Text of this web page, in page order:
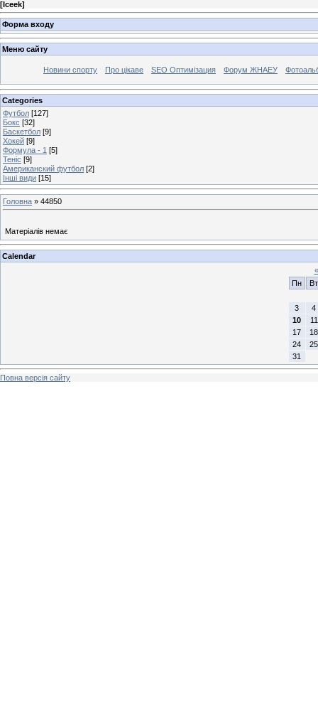
[Iceek]
Форма входу
Меню сайту
Новини спорту Про цікаве SEO Оптимізация Форум ЖНАЕУ
Categories
Футбол [127]
Бокс [32]
Баскетбол [9]
Хокей [9]
Формула - 1 [5]
Теніс [9]
Американский футбол [2]
Інші види [15]
Головна » 44850
Матеріалів немає
Calendar
«
Пн
Вт
3
4
10
11
17
18
24
25
31
Повна версія сайту